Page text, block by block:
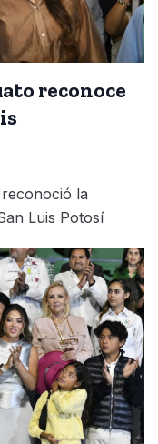
reconoce
la
Luis Potosí